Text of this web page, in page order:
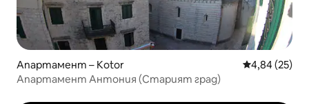
Апартамент – Kotor Средна
4,84 (25)
Апартамент Антония (Старият град)